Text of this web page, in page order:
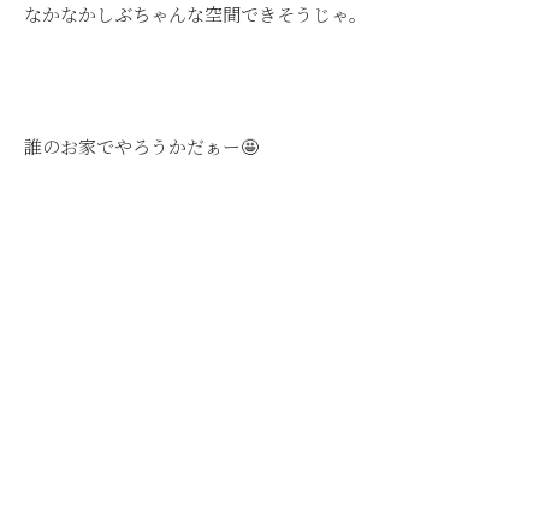
なかなかしぶちゃんな空間できそうじゃ。
誰のお家でやろうかだぁー🤩